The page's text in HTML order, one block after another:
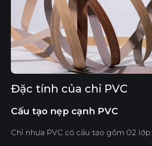
Đặc tính của chỉ PVC
Cấu tạo nẹp cạnh PVC
Chỉ nhựa PVC có cấu tạo gồm 02 lớp: